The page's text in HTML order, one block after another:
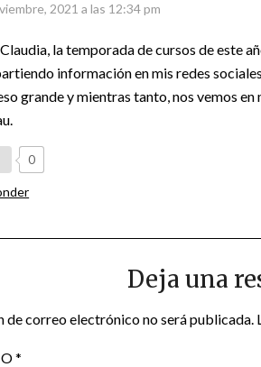
2021 a las 12:34 pm
la temporada de cursos de este
información en mis redes
grande y mientras tanto, nos vemos en
0
Deja una
de correo electrónico no será publicada.
*